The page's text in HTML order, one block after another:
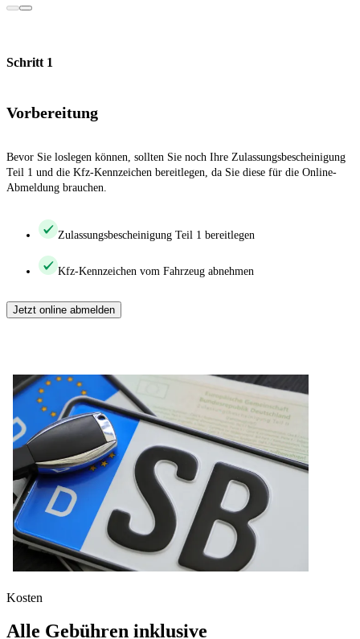
Schritt 1
Vorbereitung
Bevor Sie loslegen können, sollten Sie noch Ihre Zulassungsbescheinigung
Teil 1 und die Kfz-Kennzeichen bereitlegen, da Sie diese für die Online-
Abmeldung brauchen.
Zulassungsbescheinigung Teil 1 bereitlegen
Kfz-Kennzeichen vom Fahrzeug abnehmen
Jetzt online abmelden
Kosten
Alle Gebühren inklusive